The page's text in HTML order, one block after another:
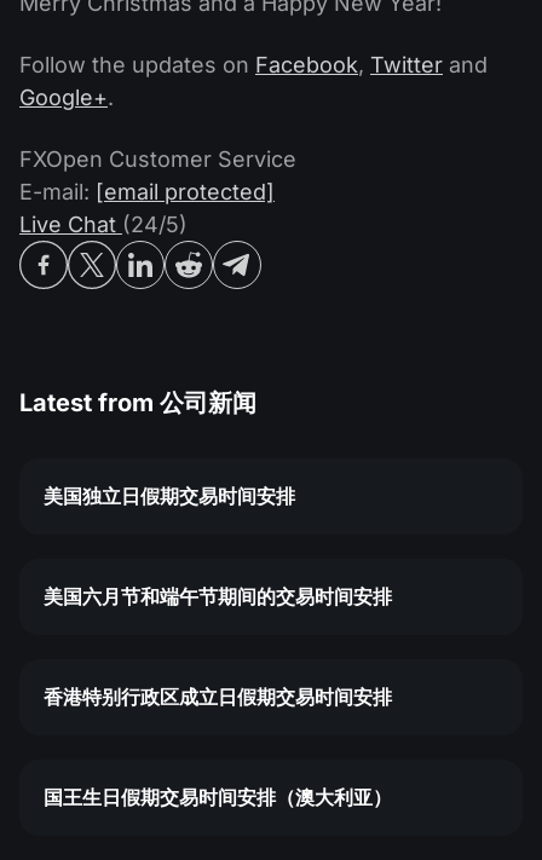
Follow the updates on Facebook, Twitter and
Google+.
FXOpen Customer Service
E-mail: [email protected]
Live Chat (24/5)
Latest from 公司新闻
美国独立日假期交易时间安排
美国六月节和端午节期间的交易时间安排
香港特别行政区成立日假期交易时间安排
国王生日假期交易时间安排（澳大利亚）